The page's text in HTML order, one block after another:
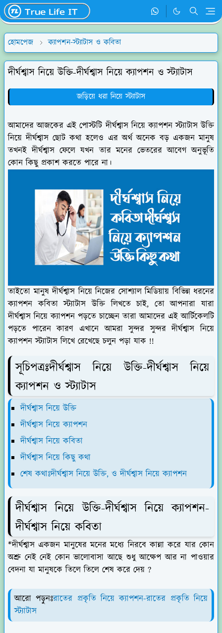
হোমপেজ ক্যাপশন-স্ট্যাটাস ও কবিতা
দীর্ঘশ্বাস নিয়ে উক্তি-দীর্ঘশ্বাস নিয়ে ক্যাপশন ও স্ট্যাটাস
জড়িয়ে ধরা নিয়ে স্ট্যাটাস
আমাদের আজকের এই পোস্টটি দীর্ঘশ্বাস নিয়ে ক্যাপশন স্ট্যাটাস উক্তি
নিয়ে দীর্ঘশ্বাস ছোট কথা হলেও এর অর্থ অনেক বড় একজন মানুষ
তখনই দীর্ঘশ্বাস ফেলে যখন তার মনের ভেতরের আবেগ অনুভূতি
কোন কিছু প্রকাশ করতে পারে না।
তাইতো মানুষ দীর্ঘশ্বাস নিয়ে নিজের সোশ্যাল মিডিয়ায় বিভিন্ন ধরনের
ক্যাপশন কবিতা স্ট্যাটাস উক্তি লিখতে চাই, তো আপনারা যারা
দীর্ঘশ্বাস নিয়ে ক্যাপশন পড়তে চাচ্ছেন তারা আমাদের এই আর্টিকেলটি
পড়তে পারেন কারণ এখানে আমরা সুন্দর সুন্দর দীর্ঘশ্বাস নিয়ে
ক্যাপশন স্ট্যাটাস লিখে রেখেছে চলুন পড়া যাক !!
সূচিপত্রঃদীর্ঘশ্বাস নিয়ে উক্তি-দীর্ঘশ্বাস নিয়ে
ক্যাপশন ও স্ট্যাটাস
দীর্ঘশ্বাস নিয়ে উক্তি
দীর্ঘশ্বাস নিয়ে ক্যাপশন
দীর্ঘশ্বাস নিয়ে কবিতা
দীর্ঘশ্বাস নিয়ে কিছু কথা
শেষ কথাঃদীর্ঘশ্বাস নিয়ে উক্তি, ও দীর্ঘশ্বাস নিয়ে ক্যাপশন
দীর্ঘশ্বাস নিয়ে উক্তি-দীর্ঘশ্বাস নিয়ে ক্যাপশন-
দীর্ঘশ্বাস নিয়ে কবিতা
*দীর্ঘশ্বাস একজন মানুষের মনের মধ্যে নিরবে কান্না করে যার কোন
অশ্রু নেই নেই কোন ভালোবাসা আছে শুধু আক্ষেপ আর না পাওয়ার
বেদনা যা মানুষকে তিলে তিলে শেষ করে দেয় ?
আরো পড়ুনঃরাতের প্রকৃতি নিয়ে ক্যাপশন-রাতের প্রকৃতি নিয়ে
স্ট্যাটাস